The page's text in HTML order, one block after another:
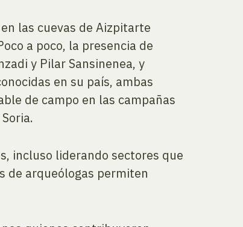
las cuevas de Aizpitarte
a poco, la presencia de
y Pilar Sansinenea, y
en su país, ambas
de campo en las campañas
incluso liderando sectores que
de arqueólogas permiten